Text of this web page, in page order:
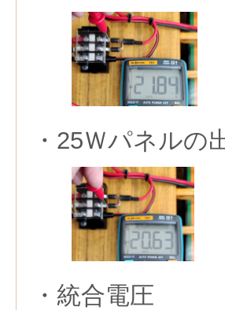
・25Ｗパネルの
・統合電圧